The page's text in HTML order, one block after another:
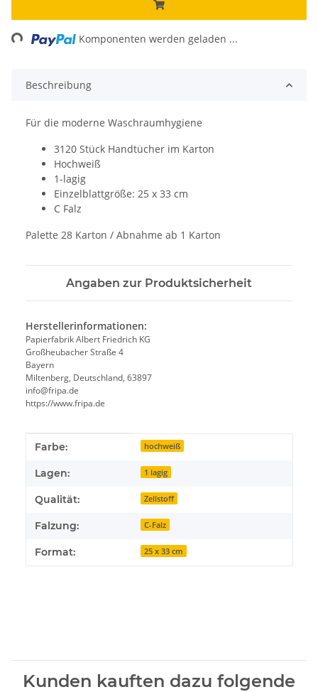
Loading... Komponenten werden geladen ...
Beschreibung
Für die moderne Waschraumhygiene
3120 Stück Handtücher im Karton
Hochweiß
1-lagig
Einzelblattgröße: 25 x 33 cm
C Falz
Palette 28 Karton / Abnahme ab 1 Karton
Angaben zur Produktsicherheit
Herstellerinformationen:
Papierfabrik Albert Friedrich KG
Großheubacher Straße 4
Bayern
Miltenberg, Deutschland, 63897
info@fripa.de
https://www.fripa.de
Produkteigenschaft
Wert
Farbe: hochweiß
Lagen: 1 lagig
Qualität: Zellstoff
Falzung: C-Falz
Format: 25 x 33 cm
Kunden kauften dazu folgende